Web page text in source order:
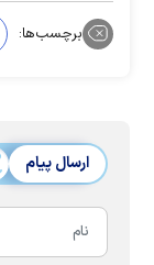
برچسب‌ها:
ارسال پیام